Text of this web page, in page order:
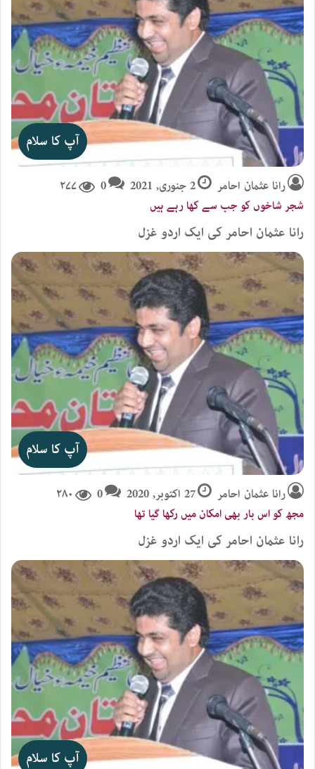
آپ کا سلام
رانا عثمان احامر 2 جنوری, 2021 0 ۲۷۷
شجر شاخوں کو جب سے کھا رہے ہیں
رانا عثمان احامر کی ایک اردو غزل
آپ کا سلام
رانا عثمان احامر 27 اکتوبر, 2020 0 ۲۸۰
مجھ کو اس بار بھی امکان میں رکھا گیا تھا
رانا عثمان احامر کی ایک اردو غزل
آپ کا سلام